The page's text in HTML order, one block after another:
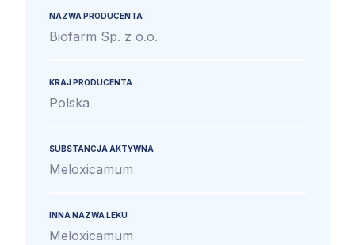
NAZWA PRODUCENTA
Biofarm Sp. z o.o.
KRAJ PRODUCENTA
Polska
SUBSTANCJA AKTYWNA
Meloxicamum
INNA NAZWA LEKU
Meloxicamum